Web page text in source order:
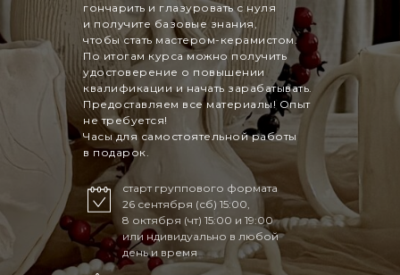
старт группового формата
26 сентября (сб) 15:00,
8 октября (чт) 15:00 и 19:00
или ндивидуально в любой
день и время
гончарить и глазуровать с нуля
и получите базовые знания,
чтобы стать мастером-керамистом.
По итогам курса можно получить
удостоверение о повышении
квалификации и начать зарабатывать.
Предоставляем все материалы! Опыт
не требуется!
Часы для самостоятельной работы
в подарок.